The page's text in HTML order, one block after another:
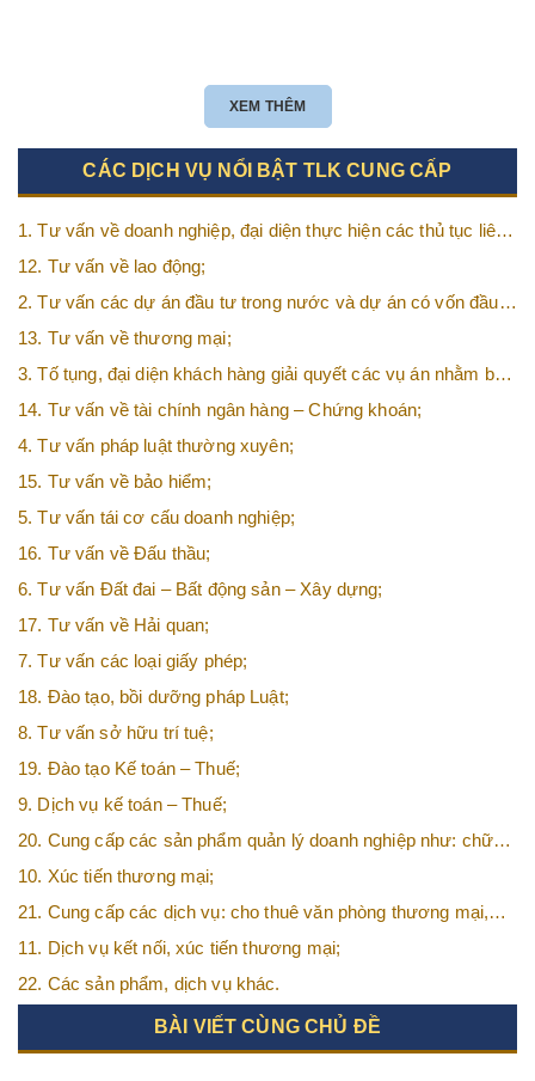
XEM THÊM
CÁC DỊCH VỤ NỔI BẬT TLK CUNG CẤP
1. Tư vấn về doanh nghiệp, đại diện thực hiện các thủ tục liên
quan tới doanh nghiệp;
12. Tư vấn về lao động;
2. Tư vấn các dự án đầu tư trong nước và dự án có vốn đầu
tư nước ngoài (FDI);
13. Tư vấn về thương mại;
3. Tố tụng, đại diện khách hàng giải quyết các vụ án nhằm bảo
vệ tối đa các quyền và lợi ích của khách hàng;
14. Tư vấn về tài chính ngân hàng – Chứng khoán;
4. Tư vấn pháp luật thường xuyên;
15. Tư vấn về bảo hiểm;
5. Tư vấn tái cơ cấu doanh nghiệp;
16. Tư vấn về Đấu thầu;
6. Tư vấn Đất đai – Bất động sản – Xây dựng;
17. Tư vấn về Hải quan;
7. Tư vấn các loại giấy phép;
18. Đào tạo, bồi dưỡng pháp Luật;
8. Tư vấn sở hữu trí tuệ;
19. Đào tạo Kế toán – Thuế;
9. Dịch vụ kế toán – Thuế;
20. Cung cấp các sản phẩm quản lý doanh nghiệp như: chữ
ký số, hóa đơn điện tử, BHXH,…vv
10. Xúc tiến thương mại;
21. Cung cấp các dịch vụ: cho thuê văn phòng thương mại,
văn phòng ảo, văn phòng chia sẻ…vv
11. Dịch vụ kết nối, xúc tiến thương mại;
22. Các sản phẩm, dịch vụ khác.
BÀI VIẾT CÙNG CHỦ ĐỀ